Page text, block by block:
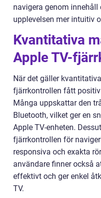
navigera genom
upplevelsen mer intuitiv
Kvantitativa
Apple TV-
När det gäller
fjärrkontrollen fått
Många uppskattar den
Bluetooth, vilket ger en
Apple TV-enheten.
fjärrkontrollen för
responsiva och exakta
användare finner också
effektivt och ger enkel
TV.